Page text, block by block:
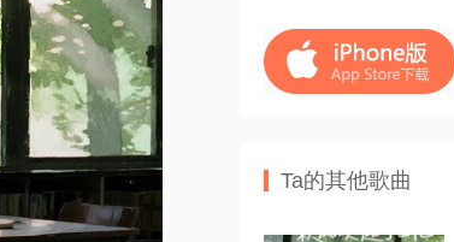
Ta的其他歌曲